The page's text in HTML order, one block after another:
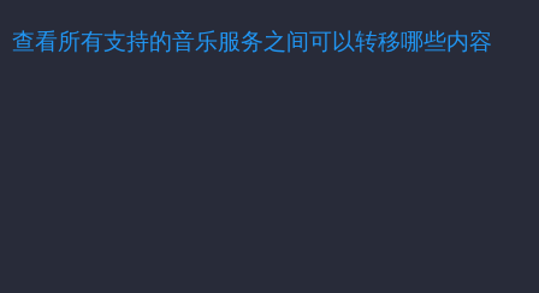
查看所有支持的音乐服务之间可以转移哪些内容